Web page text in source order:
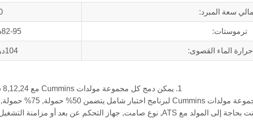
سعة المبرد:
ترموستات: 82-95درجه مئوية
الماء القصوى:
104درجه مئوية
1. يمكن دمج كل مجموعة مولدات Cummins مع 8,12,24 ساعات خزان الوقود الأساسي.